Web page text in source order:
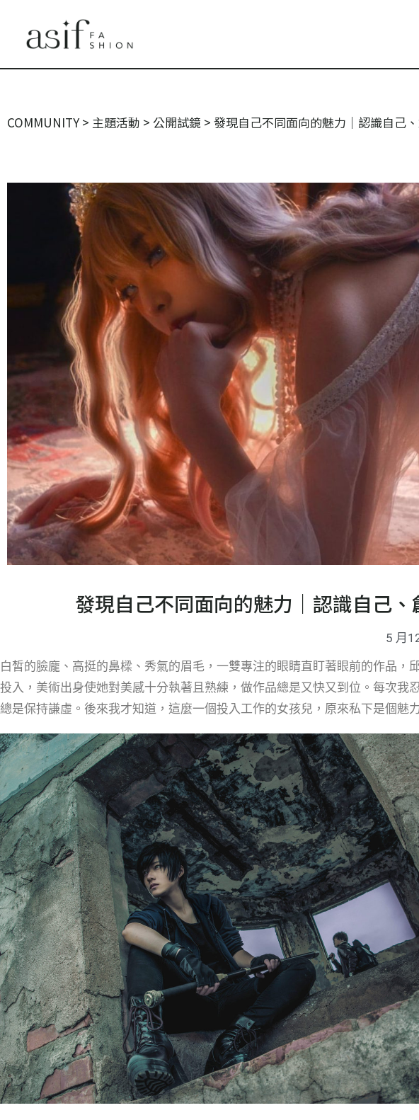
COMMUNITY > 主題活動 > 公開試鏡 > 發現自己不同面向的魅力｜認識自己
發現自己不同面向的魅力｜認識自己
5 月
白皙的臉龐、高挺的鼻樑、秀氣的眉毛，一雙專注的眼睛直盯著眼前的作品，
投入，美術出身使她對美感十分執著且熟練，做作品總是又快又到位。每次我
總是保持謙虛。後來我才知道，這麼一個投入工作的女孩兒，原來私下是個魅